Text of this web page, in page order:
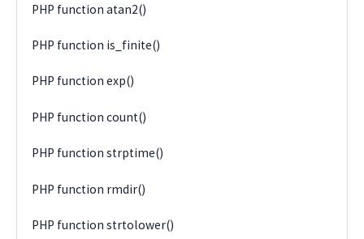
PHP function atan2()
PHP function is_finite()
PHP function exp()
PHP function count()
PHP function strptime()
PHP function rmdir()
PHP function strtolower()